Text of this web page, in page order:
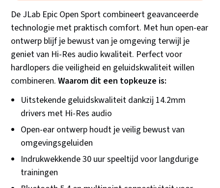
De JLab Epic Open Sport combineert geavanceerde
technologie met praktisch comfort. Met hun open-ear
ontwerp blijf je bewust van je omgeving terwijl je
geniet van Hi-Res audio kwaliteit. Perfect voor
hardlopers die veiligheid en geluidskwaliteit willen
combineren.Waarom dit een topkeuze is:
Uitstekende geluidskwaliteit dankzij 14.2mm
drivers met Hi-Res audio
Open-ear ontwerp houdt je veilig bewust van
omgevingsgeluiden
Indrukwekkende 30 uur speeltijd voor langdurige
trainingen